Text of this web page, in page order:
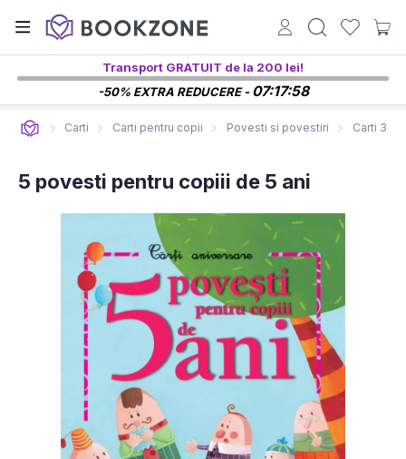
Transport GRATUIT de la 200 lei!
-50% EXTRA REDUCERE -07:17:57
Carti Carti pentru copii Povesti si povestiri Carti 3-5
5 povesti pentru copiii de 5 ani